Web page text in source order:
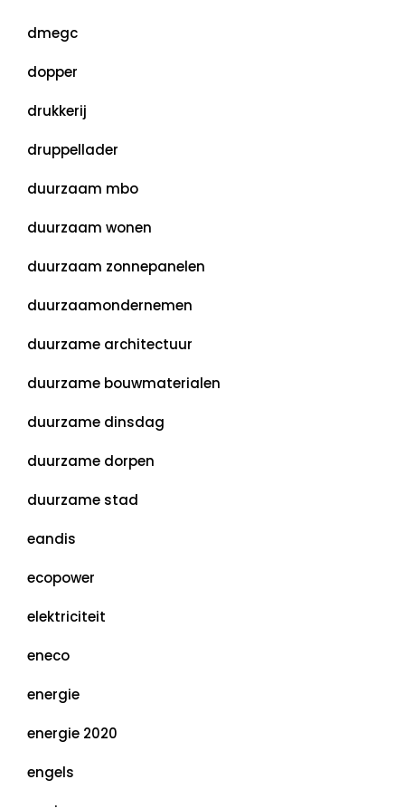
dmegc
dopper
drukkerij
druppellader
duurzaam mbo
duurzaam wonen
duurzaam zonnepanelen
duurzaamondernemen
duurzame architectuur
duurzame bouwmaterialen
duurzame dinsdag
duurzame dorpen
duurzame stad
eandis
ecopower
elektriciteit
eneco
energie
energie 2020
engels